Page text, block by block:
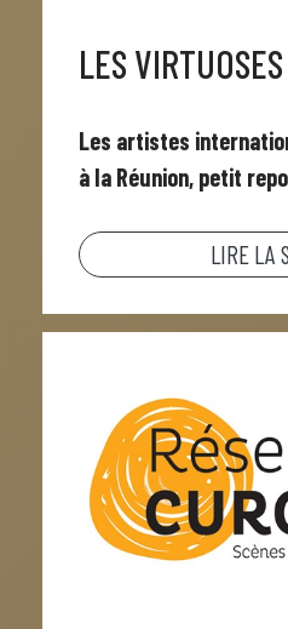
LES
Les artistes
à la Réunion, petit
LIRE LA